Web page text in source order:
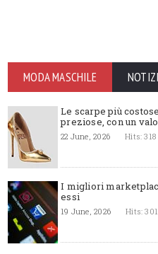
MODA MASCHILE
Le scarpe più
preziose, con un
22 June, 2026 Hits: 318
I migliori
essi
19 June, 2026 Hits: 301